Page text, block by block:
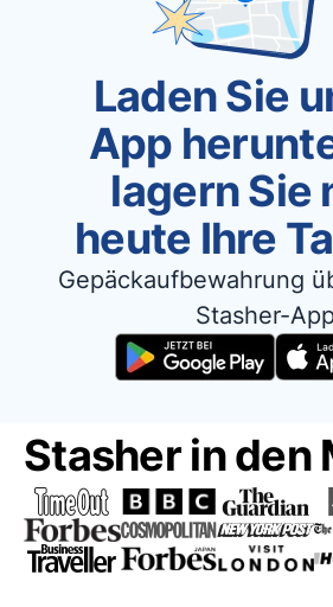
Laden Sie
App
lagern Sie
heute Ihre
Gepäckaufbewahrung
Stasher-
Stasher in den